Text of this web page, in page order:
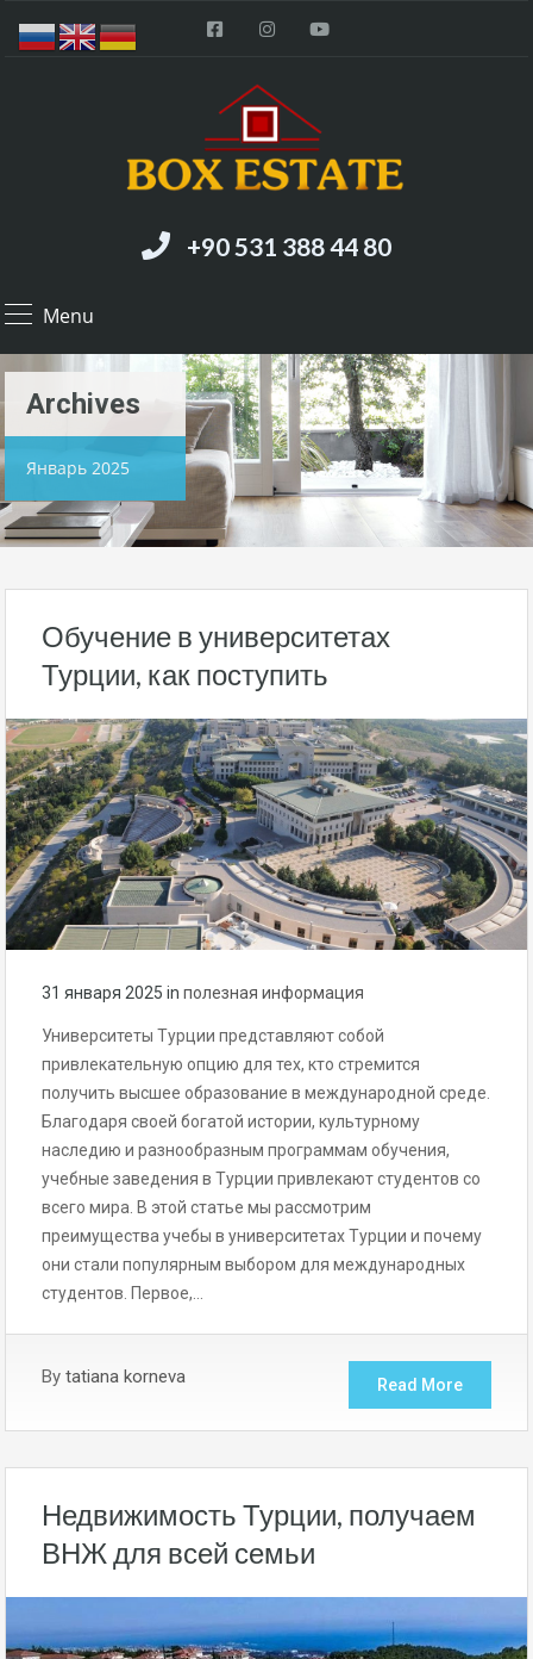
+90 531 388 44 80
Menu
Archives
Январь 2025
Обучение в университетах
Турции, как поступить
31 января 2025 in полезная информация
Университеты Турции представляют собой
привлекательную опцию для тех, кто стремится
получить высшее образование в международной среде.
Благодаря своей богатой истории, культурному
наследию и разнообразным программам обучения,
учебные заведения в Турции привлекают студентов со
всего мира. В этой статье мы рассмотрим
преимущества учебы в университетах Турции и почему
они стали популярным выбором для международных
студентов. Первое,…
By tatiana korneva Read More
Недвижимость Турции, получаем
ВНЖ для всей семьи